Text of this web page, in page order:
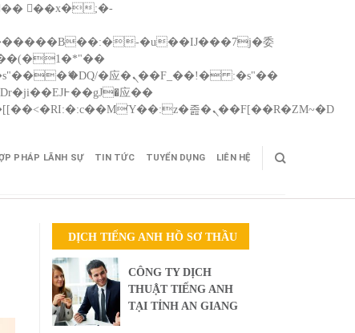
矁[��x�ZM~�n"��IB؃��!'����Тѕ��+��(m��IK�ʭ�/|��ϐܢ��F[��x�ZMz�G�� %嬩�/c��������[[��<�RI:�:c��MΎ��:z�졾�ܢ��F[��R�ZM~�DSkip
PHÁP LÃNH SỰ TIN TỨC TUYỂN DỤNG LIÊN HỆ
DỊCH TIẾNG ANH HỒ SƠ THẦU
CÔNG TY DỊCH
THUẬT TIẾNG ANH
TẠI TỈNH AN GIANG